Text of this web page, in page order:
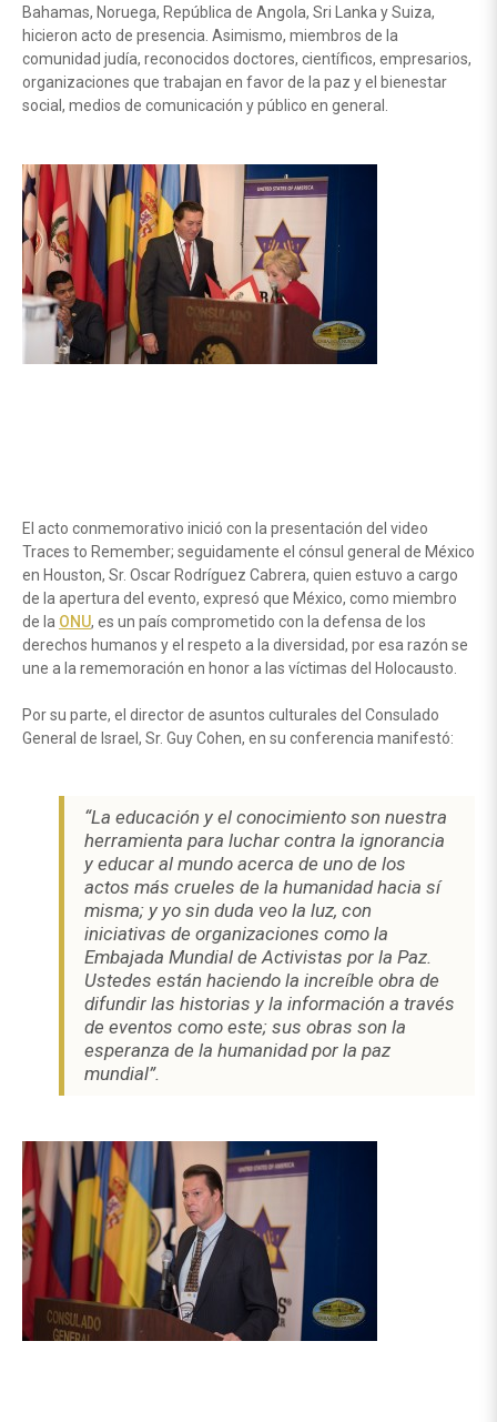
Bahamas, Noruega, República de Angola, Sri Lanka y Suiza,
hicieron acto de presencia. Asimismo, miembros de la
comunidad judía, reconocidos doctores, científicos, empresarios,
organizaciones que trabajan en favor de la paz y el bienestar
social, medios de comunicación y público en general.
El acto conmemorativo inició con la presentación del video
Traces to Remember; seguidamente el cónsul general de México
en Houston, Sr. Oscar Rodríguez Cabrera, quien estuvo a cargo
de la apertura del evento, expresó que México, como miembro
de la ONU, es un país comprometido con la defensa de los
derechos humanos y el respeto a la diversidad, por esa razón se
une a la rememoración en honor a las víctimas del Holocausto.
Por su parte, el director de asuntos culturales del Consulado
General de Israel, Sr. Guy Cohen, en su conferencia manifestó:
“La educación y el conocimiento son nuestra
herramienta para luchar contra la ignorancia
y educar al mundo acerca de uno de los
actos más crueles de la humanidad hacia sí
misma; y yo sin duda veo la luz, con
iniciativas de organizaciones como la
Embajada Mundial de Activistas por la Paz.
Ustedes están haciendo la increíble obra de
difundir las historias y la información a través
de eventos como este; sus obras son la
esperanza de la humanidad por la paz
mundial”.